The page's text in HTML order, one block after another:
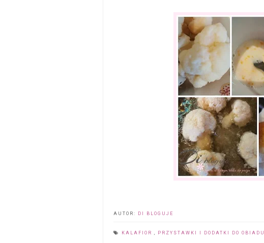
AUTOR: DI BLOGUJE
KALAFIOR , PRZYSTAWKI I DODATKI DO OBIADU